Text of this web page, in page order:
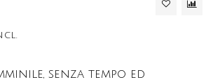
senza tempo ed